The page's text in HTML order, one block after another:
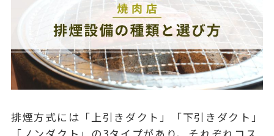
排煙方式には「上引きダクト」「下引きダクト」